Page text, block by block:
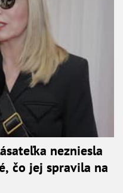
nezniesla
čo jej spravila na